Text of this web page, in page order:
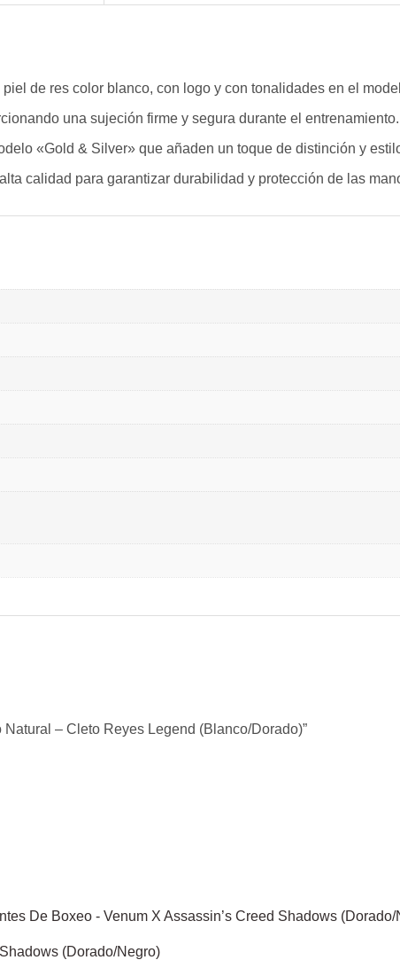
de res color blanco, con logo y con tonalidades en el
una sujeción firme y segura durante el entrenamiento.
«Gold & Silver» que añaden un toque de distinción y
calidad para garantizar durabilidad y protección de las
– Cleto Reyes Legend (Blanco/Dorado)”
(Dorado/Negro)